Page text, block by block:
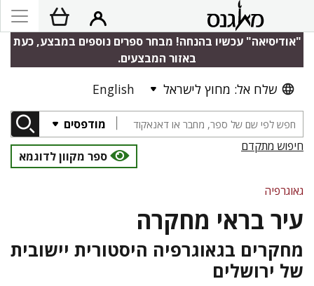
"אודיסיאה" עכשיו בהנחה! מבחר ספרים נוספים במבצע, כעת
באזור המבצעים.
שלח אל: מחוץ לישראל English
מודפסים
חיפוש מתקדם
ספר מקוון לדוגמא
גאוגרפיה
עיר בראי מחקרה
מחקרים בגאוגרפיה היסטורית יישובית
של ירושלים